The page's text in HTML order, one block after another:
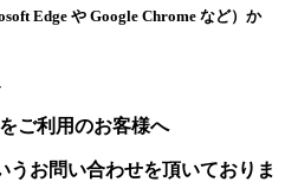
Edge や Google Chrome など）か
ご利用のお客様へ
うお問い合わせを頂いておりま